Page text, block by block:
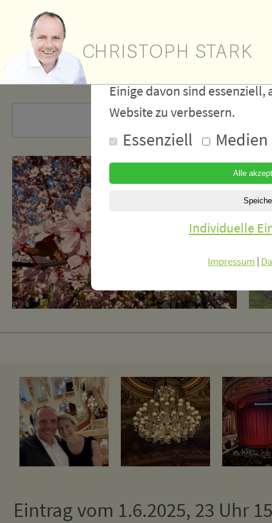
Eintrag vom 1.6.2025, 23 Uhr 15
Wir
Cookies
Einige davon sind
Website zu verbessern.
Essenziell Medien
Individuelle
Impressum |